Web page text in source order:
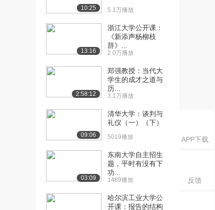
APP下载
反馈
列式的计算
随阵与逆矩阵
[18] 东南大学公开课：抽
象矩阵的可逆性
1.3万播放
[19] 东南大学公开课：克
拉默法则
1.3万播放
[20] 东南大学公开课：矩
1.8万播放
10:25 5.1万播放
13:16
浙江大学公开课：
《新添声杨柳枝
辞》...
2.0万播放
2:58:12
郑强教授：当代大
学生的成才之道与
历...
3.1万播放
09:06
清华大学：谈判与
礼仪（一）（下）
5019播放
03:09
东南大学自主招生
题，平时有没有下
功...
1489播放
哈尔滨工业大学公
开课：报告的结构